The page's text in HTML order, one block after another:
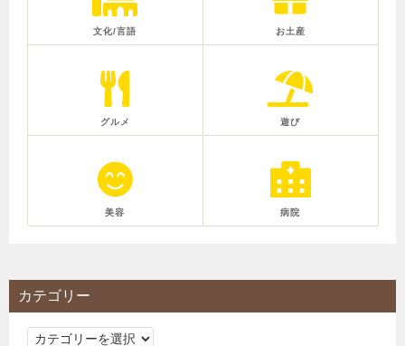
文化/言語 お土産
グルメ 遊び
美容 病院
カテゴリー
カ